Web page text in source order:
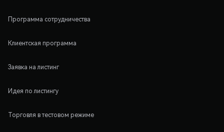
Программа сотрудничества
Клиентская программа
Заявка на листинг
Идея по листингу
Торговля в тестовом режиме